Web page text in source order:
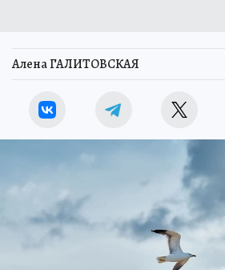
Алена ГАЛИТОВСКАЯ